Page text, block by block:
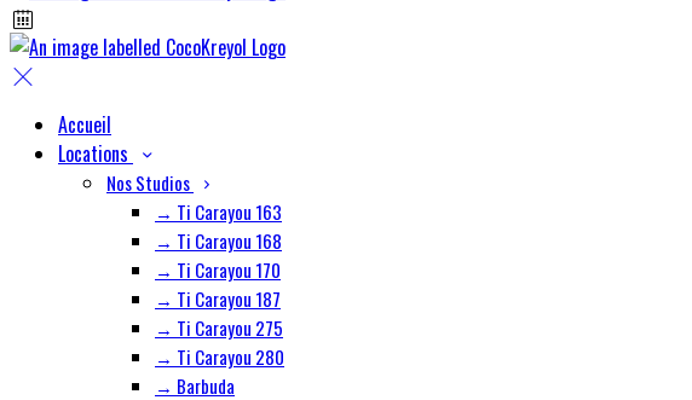
Accueil
Locations
Nos Studios
→ Ti Carayou 163
→ Ti Carayou 168
→ Ti Carayou 170
→ Ti Carayou 187
→ Ti Carayou 275
→ Ti Carayou 280
→ Barbuda